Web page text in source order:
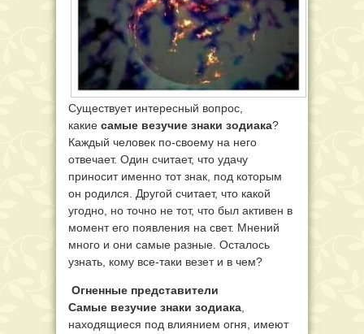
Существует интересный вопрос,
какие самые везучие знаки зодиака?
Каждый человек по-своему на него
отвечает. Один считает, что удачу
приносит именно тот знак, под которым
он родился. Другой считает, что какой
угодно, но точно не тот, что был активен в
момент его появления на свет. Мнений
много и они самые разные. Осталось
узнать, кому все-таки везет и в чем?
Огненные представители
Самые везучие знаки зодиака,
находящиеся под влиянием огня, имеют